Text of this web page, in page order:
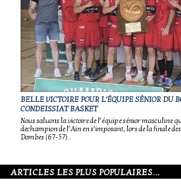
BELLE VICTOIRE POUR L'ÉQUIPE SÉNIOR DU
CONDEISSIAT BASKET
Nous saluons la victoire de l’équipe sénior masculine
dechampion de l’Ain en s’imposant, lors de la finale des
Dombes (67-57)..
ARTICLES LES PLUS POPULAIRES...